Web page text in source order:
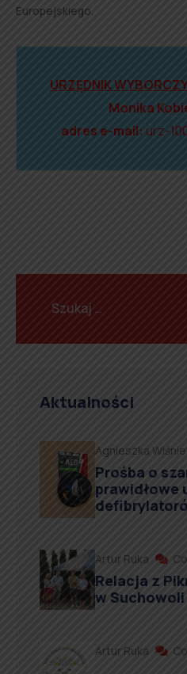
Europejskiego.
URZĘDNIK
Monika
adres e-mail: urz-
Aktualności
Agnieszka
Prośba o
prawidłowe
Artur Ruka
Relacja z
w Suchowoli
Artur Ruka